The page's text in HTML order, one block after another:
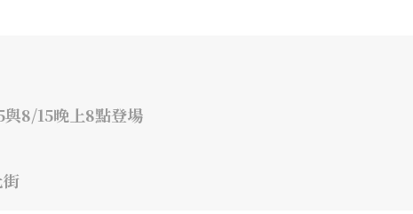
8/15晚上8點登場